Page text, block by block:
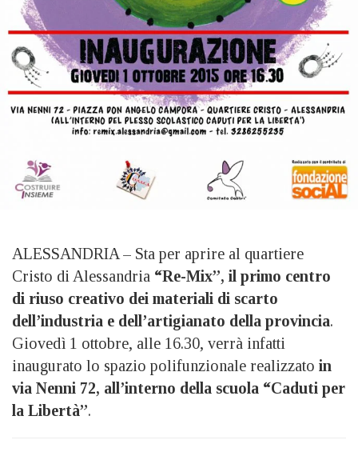
ALESSANDRIA – Sta per aprire al quartiere
Cristo di Alessandria “Re-Mix”, il primo centro
di riuso creativo dei materiali di scarto
dell’industria e dell’artigianato della provincia.
Giovedì 1 ottobre, alle 16.30, verrà infatti
inaugurato lo spazio polifunzionale realizzato in
via Nenni 72, all’interno della scuola “Caduti per
la Libertà”.